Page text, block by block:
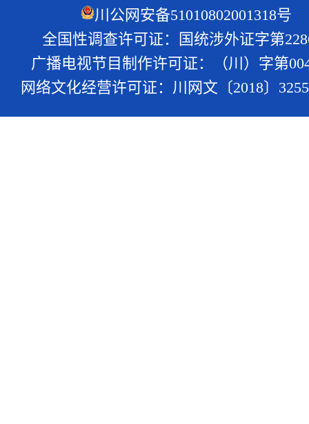
川公网安备51010802001318号
全国性调查许可证：国统涉外证字第
广播电视节目制作许可证：（川）字第
网络文化经营许可证：川网文〔2018〕